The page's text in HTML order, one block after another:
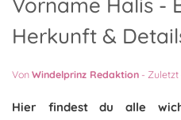
Herkunft &
VonWindelprinz Redaktion - Zuletzt
Hier findest du alle